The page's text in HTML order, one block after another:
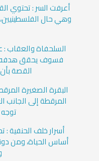
أعرفت السر : تحتوي
وهي حال
السلحفاة والعقاب
فسوف يحقق
القصة
البقرة الصغيرة
المرقطة إلى الجانب
أسرار خلف
أساس الحياة، ومن